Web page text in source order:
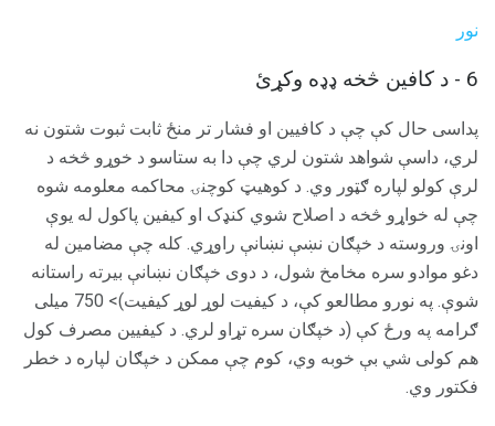
نور
6 - د کافین څخه ډډه وکړئ
پداسى حال کې چې د کافيين او فشار تر منځ ثابت ثبوت شتون نه
لري، داسې شواهد شتون لري چې دا به ستاسو د خوړو څخه د
لرې کولو لپاره ګټور وي. د کوهیټ کوچنۍ محاکمه معلومه شوه
چې له خواړو څخه د اصلاح شوي کنډک او کیفین پاکول له یوې
اونۍ وروسته د خپګان نښې نښانې راوړي. کله چې مضامین له
دغو موادو سره مخامخ شول، د دوی خپګان نښانې بیرته راستانه
شوې. په نورو مطالعو کې، د کیفیت لوړ لوړ کیفیت)> 750 میلی
ګرامه په ورځ کې (د خپګان سره تړاو لري. د کیفیین مصرف کول
هم کولی شي بې خوبه وي، کوم چې ممکن د خپګان لپاره د خطر
فکتور وي.